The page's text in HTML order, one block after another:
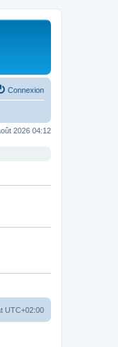
Connexion
2026 04:12
UTC+02:00